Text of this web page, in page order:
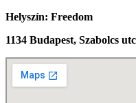
Helyszín: Freedom
1134 Budapest, Szabolcs